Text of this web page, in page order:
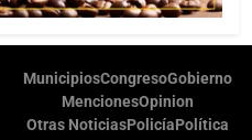
MunicipiosCongresoGobierno
MencionesOpinion
Otras NoticiasPolicíaPolítica